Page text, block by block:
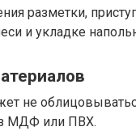
разметки,
и укладке
не
МДФ или ПВХ.